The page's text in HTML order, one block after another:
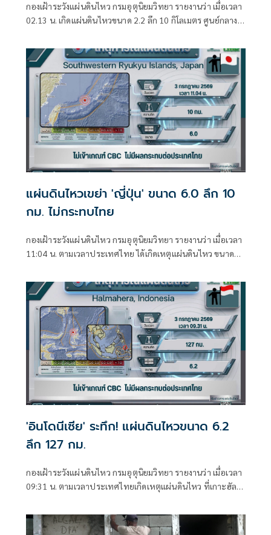
กองเฝ้าระวังแผ่นดินไหว กรมอุตุนิยมวิทยา รายงานว่า เมื่อเวลา
02.13 น. เกิดแผ่นดินไหวขนาด 2.2 ลึก 10 กิโลเมตร ศูนย์กลาง
แผ่นดินไหวเขย่า 'ญี่ปุ่น' ขนาด 6.0 ลึก 10
กม. ไม่กระทบไทย
กองเฝ้าระวังแผ่นดินไหว กรมอุตุนิยมวิทยา รายงานว่า เมื่อเวลา
11:04 น. ตามเวลาประเทศไทย ได้เกิดเหตุแผ่นดินไหว ขนาด
'อินโดนีเซีย' ระทึก! แผ่นดินไหวขนาด 6.2
ลึก 127 กม.
กองเฝ้าระวังแผ่นดินไหว กรมอุตุนิยมวิทยา รายงานว่า เมื่อเวลา
09:31 น. ตามเวลาประเทศไทยเกิดเหตุแผ่นดินไหว ที่เกาะฮัล